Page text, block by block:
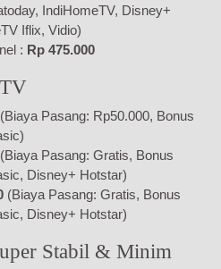
IndiHomeTV, Disney+
Iflix, Vidio)
: Rp 475.000
(Biaya Pasang: Rp50.000, Bonus
(Biaya Pasang: Gratis, Bonus
Disney+ Hotstar)
(Biaya Pasang: Gratis, Bonus
Disney+ Hotstar)
Stabil & Minim